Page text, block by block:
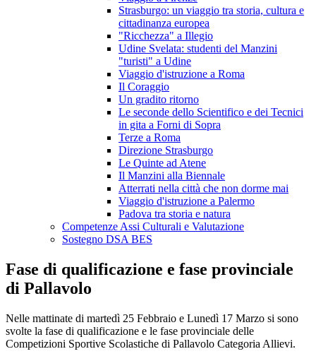
Strasburgo: un viaggio tra storia, cultura e
cittadinanza europea
"Ricchezza" a Illegio
Udine Svelata: studenti del Manzini
"turisti" a Udine
Viaggio d'istruzione a Roma
Il Coraggio
Un gradito ritorno
Le seconde dello Scientifico e dei Tecnici
in gita a Forni di Sopra
Terze a Roma
Direzione Strasburgo
Le Quinte ad Atene
Il Manzini alla Biennale
Atterrati nella città che non dorme mai
Viaggio d'istruzione a Palermo
Padova tra storia e natura
Competenze Assi Culturali e Valutazione
Sostegno DSA BES
Fase di qualificazione e fase provinciale
di Pallavolo
Nelle mattinate di martedì 25 Febbraio e Lunedì 17 Marzo si sono
svolte la fase di qualificazione e le fase provinciale delle
Competizioni Sportive Scolastiche di Pallavolo Categoria Allievi.